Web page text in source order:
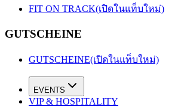
FIT ON TRACK(เปิดในแท็บใหม่)
GUTSCHEINE
GUTSCHEINE(เปิดในแท็บใหม่)
EVENTS
VIP & HOSPITALITY